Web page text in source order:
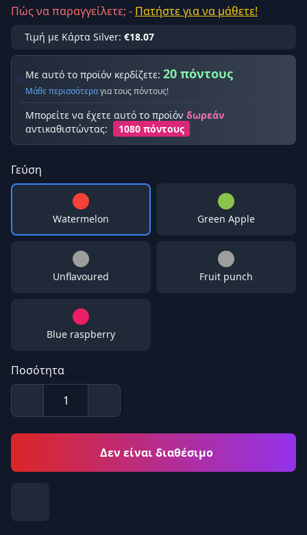
Πώς να παραγγείλετε; - Πατήστε για να μάθετε!
Τιμή με Κάρτα Silver: €18.07
Με αυτό το προϊόν κερδίζετε: 20 πόντους
Μάθε περισσότεραγια τους πόντους!
Μπορείτε να έχετε αυτό το προϊόν δωρεάν
αντικαθιστώντας:
1080 πόντους
Γεύση
Watermelon Green Apple
Unflavoured Fruit punch
Blue raspberry
Ποσότητα
Δεν είναι διαθέσιμο